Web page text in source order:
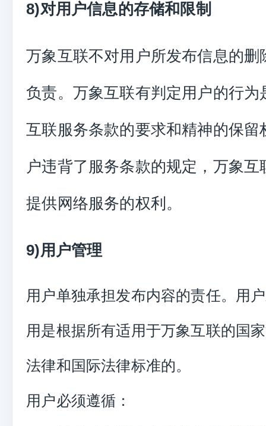
8)对用户信息的存储和限制
万象互联不对用户所发布信息的删
负责。万象互联有判定用户的行为
互联服务条款的要求和精神的保留
户违背了服务条款的规定，万象互
提供网络服务的权利。
9)用户管理
用户单独承担发布内容的责任。用
用是根据所有适用于万象互联的国
法律和国际法律标准的。
用户必须遵循：